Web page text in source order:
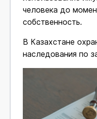
человека до
собственность.
В Казахстане
наследования по